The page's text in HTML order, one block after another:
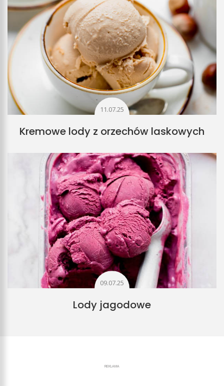
11.07.25
Kremowe lody z orzechów laskowych
09.07.25
Lody jagodowe
REKLAMA